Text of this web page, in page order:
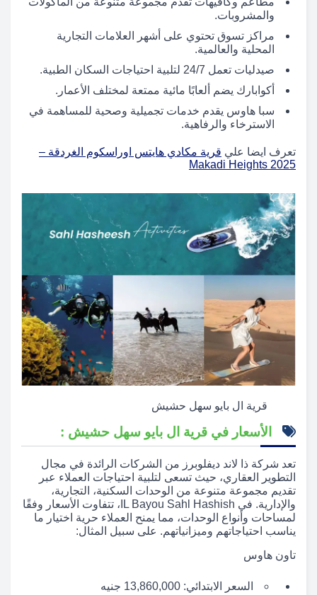
والمشروبات.
مراكز تسوق تحتوي على أشهر العلامات التجارية
المحلية والعالمية.
صيدليات تعمل 24/7 لتلبية احتياجات السكان الطبية.
أكوابارك يضم ألعابًا مائية ممتعة لمختلف الأعمار.
سبا هاوس يقدم خدمات تجميلية وصحية للمساهمة في
الاسترخاء والرفاهية.
تعرف ايضا علي قرية مكادي هايتس اوراسكوم الغردقة –
Makadi Heights 2025
قرية ال بايو سهل حشيش
الأسعار في قرية ال بايو سهل حشيش :
تعد شركة ذا لاند ديفلوبرز من الشركات الرائدة في مجال
التطوير العقاري، حيث تسعى لتلبية احتياجات العملاء عبر
تقديم مجموعة متنوعة من الوحدات السكنية، التجارية،
والإدارية. في IL Bayou Sahl Hashish، تتفاوت الأسعار وفقًا
لمساحات وأنواع الوحدات، مما يمنح العملاء حرية اختيار ما
يناسب احتياجاتهم وميزانياتهم. على سبيل المثال:
تاون هاوس
السعر الابتدائي: 13,860,000 جنيه